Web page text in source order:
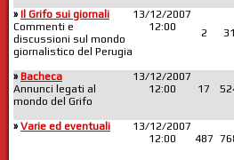
» Il Grifo sui giornali
Commenti e
discussioni sul mondo
giornalistico del Perugia
13/12/2007
12:00
2 31
» Bacheca
Annunci legati al
mondo del Grifo
13/12/2007
12:00
17
» Varie ed eventuali
13/12/2007
12:00
487